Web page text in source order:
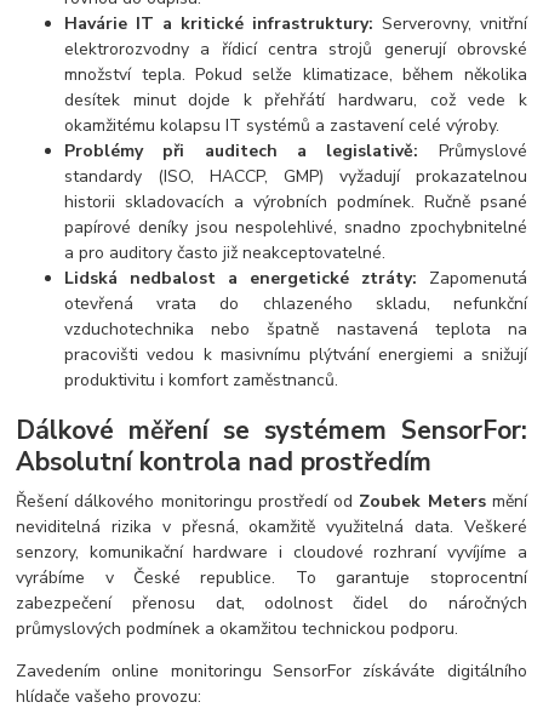
Havárie IT a kritické infrastruktury: Serverovny, vnitřní
elektrorozvodny a řídicí centra strojů generují obrovské
množství tepla. Pokud selže klimatizace, během několika
desítek minut dojde k přehřátí hardwaru, což vede k
okamžitému kolapsu IT systémů a zastavení celé výroby.
Problémy při auditech a legislativě: Průmyslové
standardy (ISO, HACCP, GMP) vyžadují prokazatelnou
historii skladovacích a výrobních podmínek. Ručně psané
papírové deníky jsou nespolehlivé, snadno zpochybnitelné
a pro auditory často již neakceptovatelné.
Lidská nedbalost a energetické ztráty: Zapomenutá
otevřená vrata do chlazeného skladu, nefunkční
vzduchotechnika nebo špatně nastavená teplota na
pracovišti vedou k masivnímu plýtvání energiemi a snižují
produktivitu i komfort zaměstnanců.
Dálkové měření se systémem SensorFor:
Absolutní kontrola nad prostředím
Řešení dálkového monitoringu prostředí od Zoubek Metersmění
neviditelná rizika v přesná, okamžitě využitelná data. Veškeré
senzory, komunikační hardware i cloudové rozhraní vyvíjíme a
vyrábíme v České republice. To garantuje stoprocentní
zabezpečení přenosu dat, odolnost čidel do náročných
průmyslových podmínek a okamžitou technickou podporu.
Zavedením online monitoringu SensorFor získáváte digitálního
hlídače vašeho provozu: